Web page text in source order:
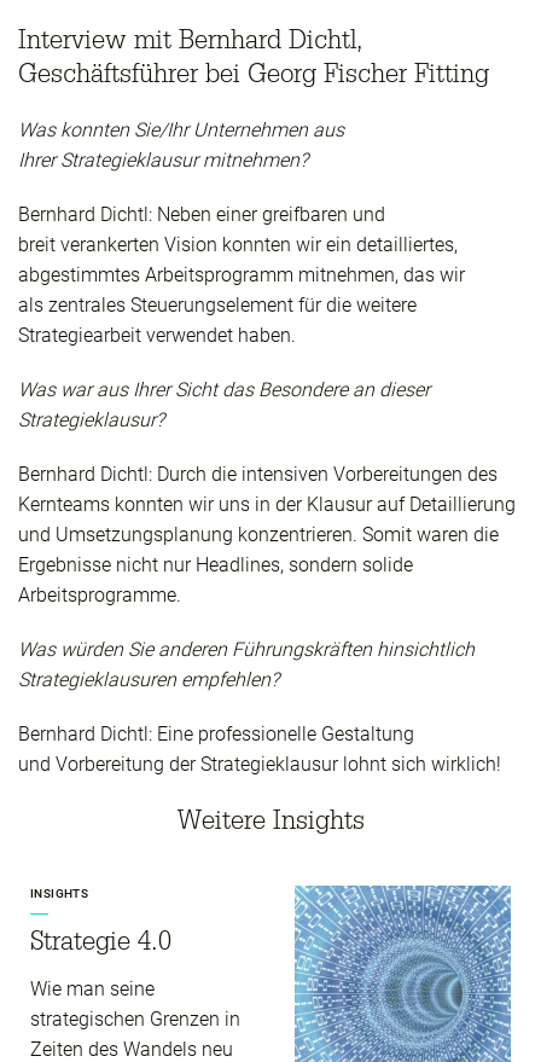
Interview mit Bernhard Dichtl,
Geschäftsführer bei Georg Fischer Fitting
Was konnten Sie/Ihr Unternehmen aus
Ihrer Strategieklausur mitnehmen?
Bernhard Dichtl: Neben einer greifbaren und
breit verankerten Vision konnten wir ein detailliertes,
abgestimmtes Arbeitsprogramm mitnehmen, das wir
als zentrales Steuerungselement für die weitere
Strategiearbeit verwendet haben.
Was war aus Ihrer Sicht das Besondere an dieser
Strategieklausur?
Bernhard Dichtl: Durch die intensiven Vorbereitungen des
Kernteams konnten wir uns in der Klausur auf Detaillierung
und Umsetzungsplanung konzentrieren. Somit waren die
Ergebnisse nicht nur Headlines, sondern solide
Arbeitsprogramme.
Was würden Sie anderen Führungskräften hinsichtlich
Strategieklausuren empfehlen?
Bernhard Dichtl: Eine professionelle Gestaltung
und Vorbereitung der Strategieklausur lohnt sich wirklich!
Weitere Insights
INSIGHTS
Strategie 4.0
Wie man seine
strategischen Grenzen in
Zeiten des Wandels neu